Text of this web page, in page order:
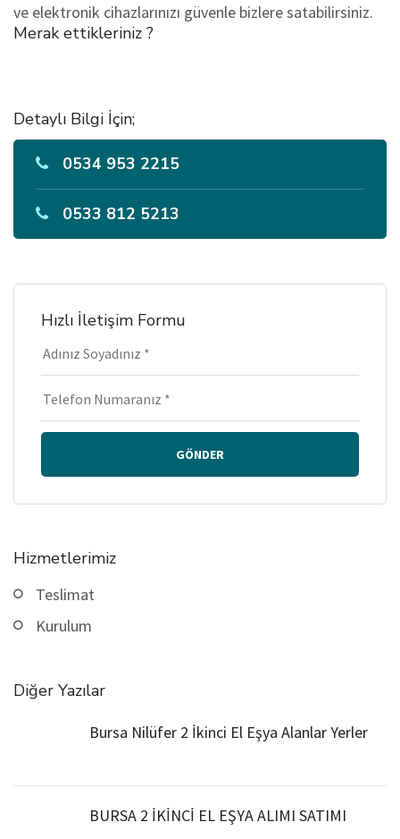
ve elektronik cihazlarınızı güvenle bizlere satabilirsiniz.
Merak ettikleriniz ?
Detaylı Bilgi İçin;
0534 953 2215
0533 812 5213
Hızlı İletişim Formu
GÖNDER
Hizmetlerimiz
Teslimat
Kurulum
Diğer Yazılar
Bursa Nilüfer 2 İkinci El Eşya Alanlar Yerler
BURSA 2 İKİNCİ EL EŞYA ALIMI SATIMI